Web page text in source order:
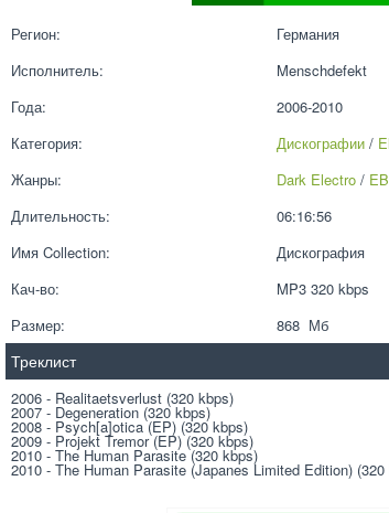
Регион:
Германия
Исполнитель:
Menschdefekt
Года:
2006-2010
Категория:
Дискографии /
Жанры:
Dark Electro /
Длительность:
06:16:56
Имя Collection:
Дискография
Кач-во:
MP3 320 kbps
Размер:
868  Мб
Треклист
2006 - Realitaetsverlust (320 kbps)
2007 - Degeneration (320 kbps)
2008 - Psych[a]otica (EP) (320 kbps)
2009 - Projekt Tremor (EP) (320 kbps)
2010 - The Human Parasite (320 kbps)
2010 - The Human Parasite (Japanes Limited Edition)